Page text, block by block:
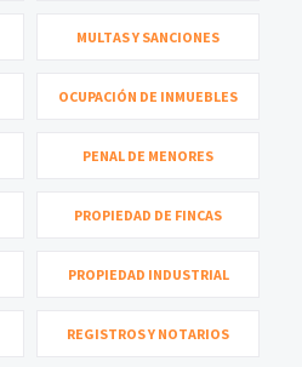
MULTAS Y SANCIONES
OCUPACIÓN DE INMUEBLES
PENAL DE MENORES
PROPIEDAD DE FINCAS
PROPIEDAD INDUSTRIAL
REGISTROS Y NOTARIOS